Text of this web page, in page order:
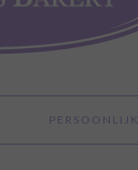
PERSOONLIJK